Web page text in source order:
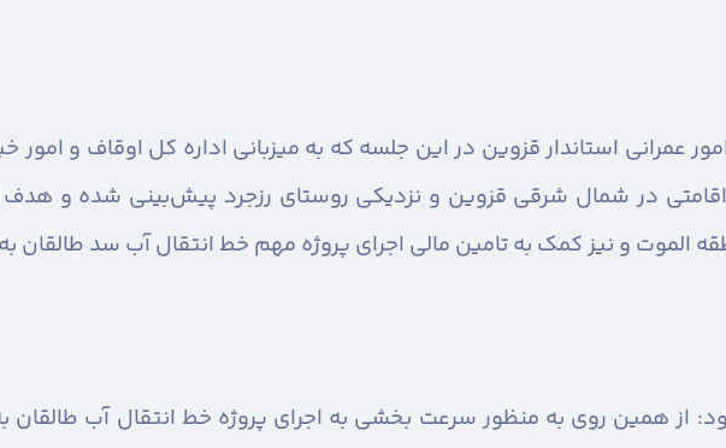
عمرانی استاندار قزوین در این جلسه که به میزبانی اداره کل اوقاف و امور
در شمال شرقی قزوین و نزدیکی روستای رزجرد پیش‌بینی شده و هدف
الموت و نیز کمک به تامین مالی اجرای پروژه مهم خط انتقال آب سد طالقان
از همین روی به منظور سرعت بخشی به اجرای پروژه خط انتقال آب طالقان